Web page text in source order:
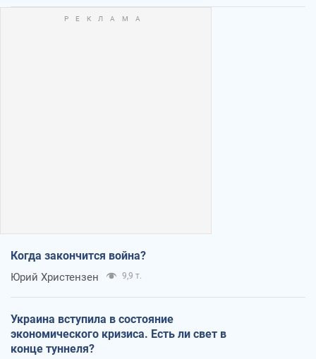
Когда закончится война?
Юрий Христензен 9,9 т.
Украина вступила в состояние
экономического кризиса. Есть ли свет в
конце туннеля?